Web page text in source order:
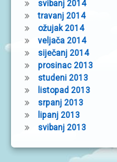
svibanj 2014
travanj 2014
ožujak 2014
veljača 2014
siječanj 2014
prosinac 2013
studeni 2013
listopad 2013
srpanj 2013
lipanj 2013
svibanj 2013